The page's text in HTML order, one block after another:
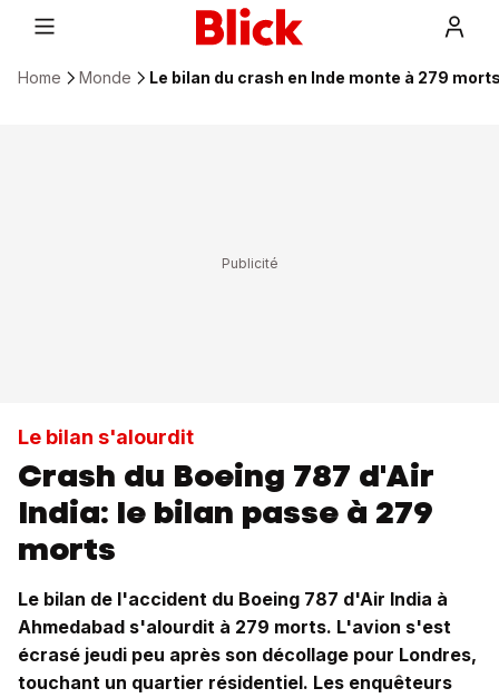
Home Monde Le bilan du crash en Inde monte à 279
Le bilan s'alourdit
Crash du Boeing 787 d'Air
India: le bilan passe à 279
morts
Le bilan de l'accident du Boeing 787 d'Air India à
Ahmedabad s'alourdit à 279 morts. L'avion s'est
écrasé jeudi peu après son décollage pour Londres,
touchant un quartier résidentiel. Les enquêteurs